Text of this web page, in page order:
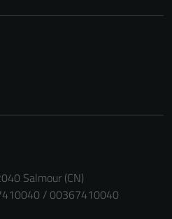
Salmour (CN)
/ 00367410040